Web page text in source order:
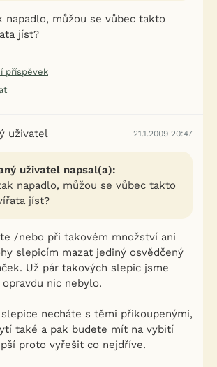
napadlo, můžou se vůbec takto
jíst?
příspěvek
uživatel 21.1.2009 20:47
uživatel napsal(a):
napadlo, můžou se vůbec takto
jíst?
/nebo při takovém množství ani
slepicím mazat jediný osvědčený
Už pár takových slepic jsme
nic nebylo.
necháte s těmi přikoupenými,
také a pak budete mít na vybití
proto vyřešit co nejdříve.